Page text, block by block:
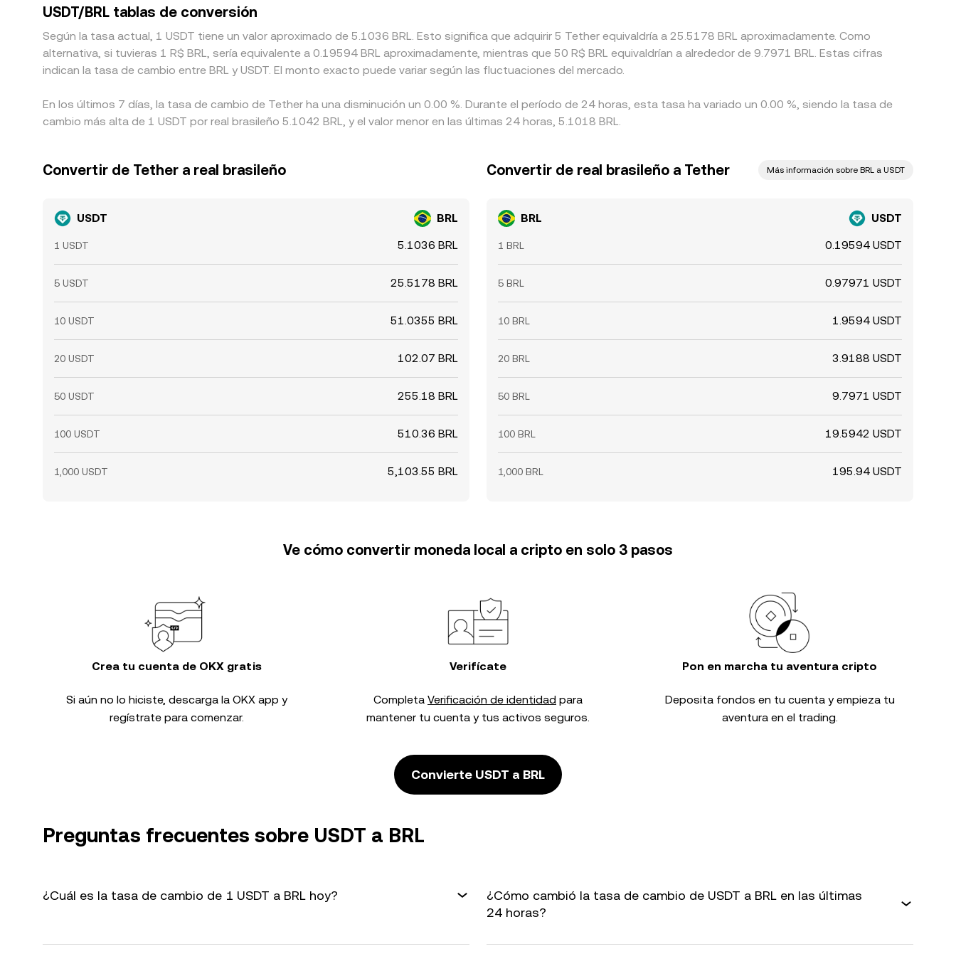
USDT/BRL tablas de conversión
Según la tasa actual, 1 USDT tiene un valor aproximado de 5.1036 BRL. Esto significa que adquirir 5 Tether equivaldría a 25.5178 BRL aproximadamente. Como
alternativa, si tuvieras 1 R$ BRL, sería equivalente a 0.19594 BRL aproximadamente, mientras que 50 R$ BRL equivaldrían a alrededor de 9.7971 BRL. Estas cifras
indican la tasa de cambio entre BRL y USDT. El monto exacto puede variar según las fluctuaciones del mercado.
En los últimos 7 días, la tasa de cambio de Tether ha una disminución un 0.00 %. Durante el período de 24 horas, esta tasa ha variado un 0.00 %, siendo la tasa de
cambio más alta de 1 USDT por real brasileño 5.1042 BRL, y el valor menor en las últimas 24 horas, 5.1018 BRL.
Convertir de Tether a real brasileño
USDT BRL
1 USDT 5.1036 BRL
5 USDT 25.5178 BRL
10 USDT 51.0355 BRL
20 USDT 102.07 BRL
50 USDT 255.18 BRL
100 USDT 510.36 BRL
1,000 USDT 5,103.55 BRL
Convertir de real brasileño a Tether Más información sobre BRL a USDT
BRL USDT
1 BRL 0.19594 USDT
5 BRL 0.97971 USDT
10 BRL 1.9594 USDT
20 BRL 3.9188 USDT
50 BRL 9.7971 USDT
100 BRL 19.5942 USDT
1,000 BRL 195.94 USDT
Ve cómo convertir moneda local a cripto en solo 3 pasos
Crea tu cuenta de OKX gratis
Si aún no lo hiciste, descarga la OKX app y
regístrate para comenzar.
Verifícate
Completa Verificación de identidad para
mantener tu cuenta y tus activos seguros.
Pon en marcha tu aventura cripto
Deposita fondos en tu cuenta y empieza tu
aventura en el trading.
Convierte USDT a BRL
Preguntas frecuentes sobre USDT a BRL
¿Cuál es la tasa de cambio de 1 USDT a BRL hoy?
¿Cómo cambió la tasa de cambio de USDT a BRL en las últimas
24 horas?